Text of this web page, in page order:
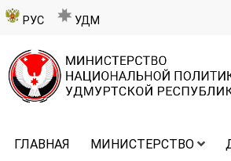
РУС УДМ
ГЛАВНАЯ МИНИСТЕРСТВО